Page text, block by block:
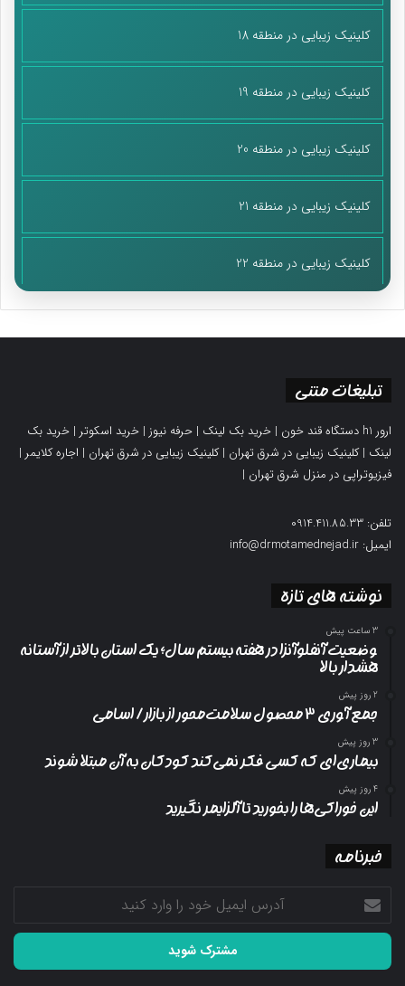
کلینیک زیبایی در منطقه 18
کلینیک زیبایی در منطقه 19
کلینیک زیبایی در منطقه 20
کلینیک زیبایی در منطقه 21
کلینیک زیبایی در منطقه 22
تبلیغات متنی
ارور h1 دستگاه قند خون | خرید بک لینک | حرفه نیوز | خرید اسکوتر | خرید بک
لینک |کلینیک زیبایی در شرق تهران |کلینیک زیبایی در شرق تهران | اجاره کلایمر |
فیزیوتراپی در منزل شرق تهران |
تلفن: 0914.411.85.33
ایمیل: info@drmotamednejad.ir
نوشته های تازه
3 ساعت پیش
وضعیت آنفلوآنزا در هفته بیستم سال؛ یک استان بالاتر از آستانه
هشدار بالا
2 روز پیش
جمع آوری ۳ محصول سلامت‌محور از بازار/ اسامی
3 روز پیش
بیماری‌ای که کسی فکر نمی‌کند کودکان به آن مبتلا شوند
4 روز پیش
این خوراکی‌ها را بخورید تا آلزایمر نگیرید
خبرنامه
آدرس
ایمیل
خود
وارد